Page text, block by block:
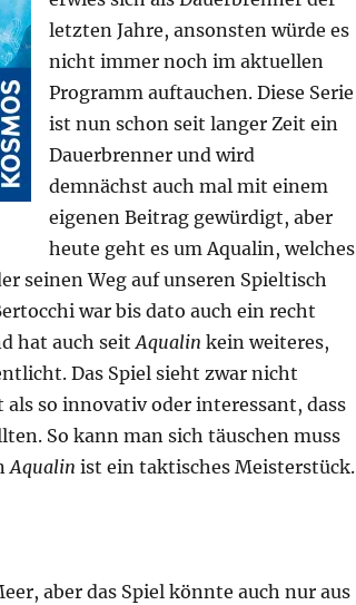
letzten Jahre, ansonsten würde es
nicht immer noch im aktuellen
Programm auftauchen. Diese Serie
ist nun schon seit langer Zeit ein
Dauerbrenner und wird
demnächst auch mal mit einem
eigenen Beitrag gewürdigt, aber
heute geht es um Aqualin, welches
seinen Weg auf unseren Spieltisch
war bis dato auch ein recht
hat auch seitAqualin kein weiteres,
Das Spiel sieht zwar nicht
so innovativ oder interessant, dass
So kann man sich täuschen muss
Aqualin ist ein taktisches Meisterstück.
aber das Spiel könnte auch nur aus